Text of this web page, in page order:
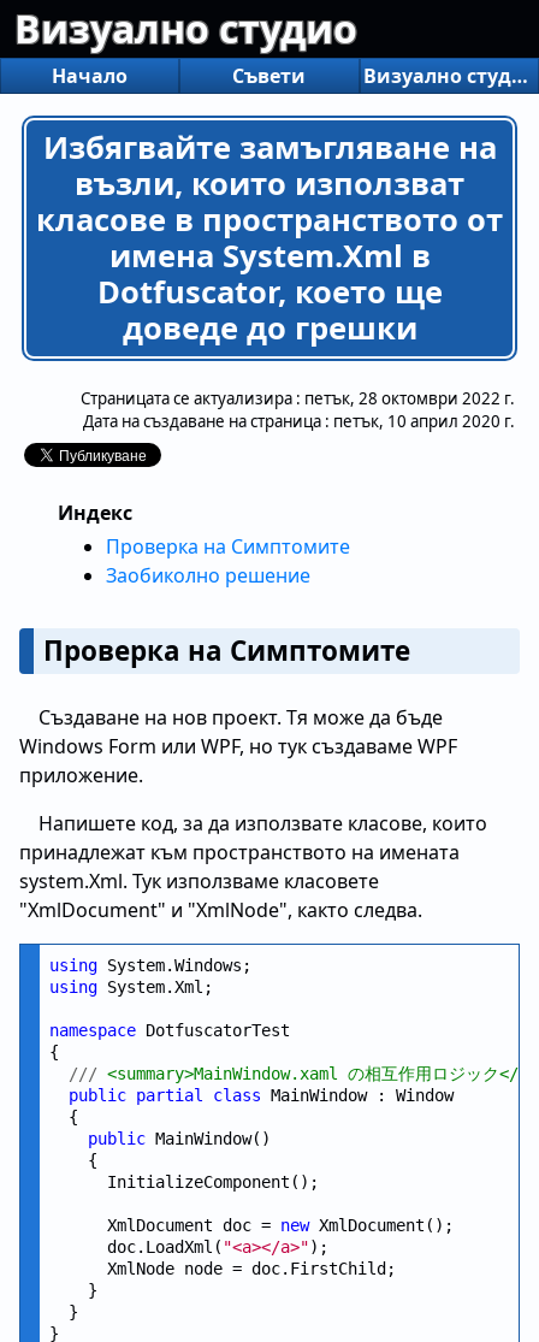
Визуално студио
Начало Съвети Визуално студио
Избягвайте замъгляване на
възли, които използват
класове в пространството от
имена System.Xml в
Dotfuscator, което ще
доведе до грешки
Страницата се актуализира : петък, 28 октомври 2022 г.
Дата на създаване на страница : петък, 10 април 2020 г.
Индекс
Проверка на Симптомите
Заобиколно решение
Проверка на Симптомите
Създаване на нов проект. Тя може да бъде
Windows Form или WPF, но тук създаваме WPF
приложение.
Напишете код, за да използвате класове, които
принадлежат към пространството на имената
system.Xml. Тук използваме класовете
"XmlDocument" и "XmlNode", както следва.
using
using System.Xml;
namespace DotfuscatorTest
{
/// <summary>MainWindow.xaml の相互作用ロジック</
public partial class MainWindow : Window
  {
public MainWindow()
    {
      InitializeComponent();
      XmlDocument doc =
new XmlDocument();
      doc.LoadXml(
"<a></a>");
      XmlNode node = doc.FirstChild;
    }
  }